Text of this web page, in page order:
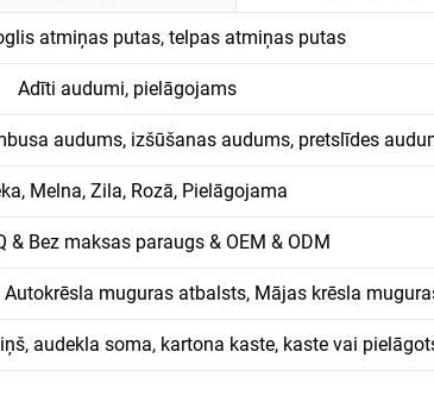
atmiņas putas, telpas atmiņas putas
Adīti audumi, pielāgojams
audums, izšūšanas audums, pretslīdes
Melna, Zila, Rozā, Pielāgojama
& Bez maksas paraugs & OEM & ODM
muguras atbalsts, Mājas krēsla
audekla soma, kartona kaste, kaste vai